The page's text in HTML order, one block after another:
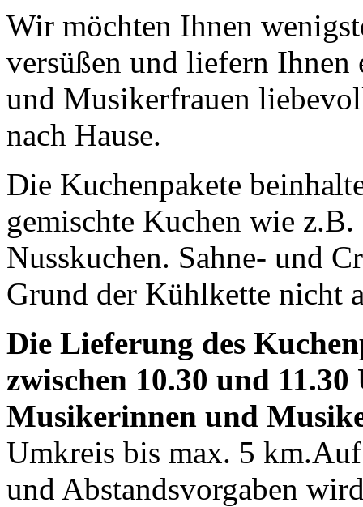
Wir möchten Ihnen
versüßen und liefern
und Musikerfrauen
nach Hause.
Die Kuchenpakete
gemischte Kuchen wie
Nusskuchen. Sahne- und
Grund der Kühlkette nicht
Die Lieferung des
zwischen 10.30 und
Musikerinnen und
Umkreis bis max. 5
und Abstandsvorgaben